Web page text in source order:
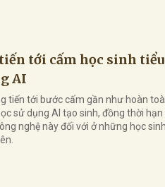
tới cấm học sinh
AI
tiến tới bước cấm gần như hoàn
sử dụng AI tạo sinh, đồng thời hạn
nghệ này đối với ở những học